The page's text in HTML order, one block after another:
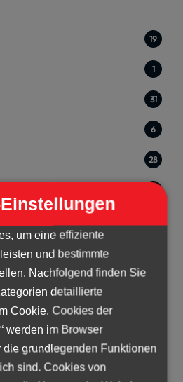
um eine effiziente
und bestimmte
Nachfolgend finden Sie
detaillierte
Cookie. Cookies der
werden im Browser
die grundlegenden Funktionen
sind. Cookies von
19
1
31
6
28